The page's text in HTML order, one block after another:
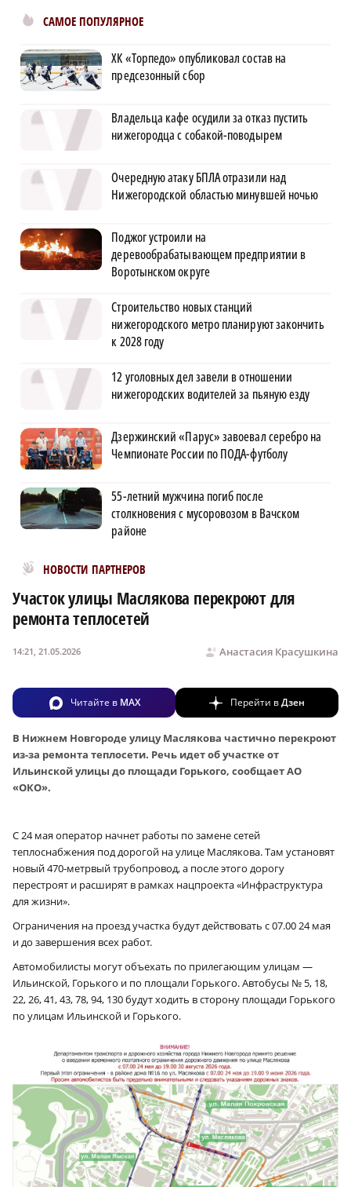
САМОЕ ПОПУЛЯРНОЕ
ХК «Торпедо» опубликовал состав на
предсезонный сбор
Владельца кафе осудили за отказ пустить
нижегородца с собакой-поводырем
Очередную атаку БПЛА отразили над
Нижегородской областью минувшей ночью
Поджог устроили на
деревообрабатывающем предприятии в
Воротынском округе
Строительство новых станций
нижегородского метро планируют закончить
к 2028 году
12 уголовных дел завели в отношении
нижегородских водителей за пьяную езду
Дзержинский «Парус» завоевал серебро на
Чемпионате России по ПОДА-футболу
55-летний мужчина погиб после
столкновения с мусоровозом в Вачском
районе
НОВОСТИ ПАРТНЕРОВ
Новости МирТесен
Участок улицы Маслякова перекроют для
ремонта теплосетей
Анастасия Красушкина
14:21, 21.05.2026
Читайте в MAX Перейти вДзен
В Нижнем Новгороде улицу Маслякова частично перекроют
из-за ремонта теплосети. Речь идет об участке от
Ильинской улицы до площади Горького, сообщает АО
«ОКО».
С 24 мая оператор начнет работы по замене сетей
теплоснабжения под дорогой на улице Маслякова. Там установят
новый 470-метрвый трубопровод, а после этого дорогу
перестроят и расширят в рамках нацпроекта «Инфраструктура
для жизни».
Ограничения на проезд участка будут действовать с 07.00 24 мая
и до завершения всех работ.
Автомобилисты могут объехать по прилегающим улицам —
Ильинской, Горького и по площали Горького. Автобусы № 5, 18,
22, 26, 41, 43, 78, 94, 130 будут ходить в сторону площади Горького
по улицам Ильинской и Горького.